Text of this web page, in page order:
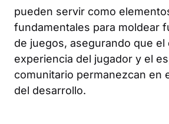
pueden servir como
fundamentales para moldear
de juegos, asegurando que el
experiencia del jugador y el
comunitario permanezcan en
del desarrollo.